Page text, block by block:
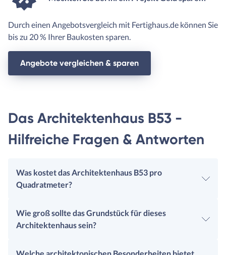
Durch einen Angebotsvergleich mit Fertighaus.de können Sie
bis zu 20 % Ihrer Baukosten sparen.
Angebote vergleichen & sparen
Das Architektenhaus B53 -
Hilfreiche Fragen & Antworten
Was kostet das Architektenhaus B53 pro
Quadratmeter?
Wie groß sollte das Grundstück für dieses
Architektenhaus sein?